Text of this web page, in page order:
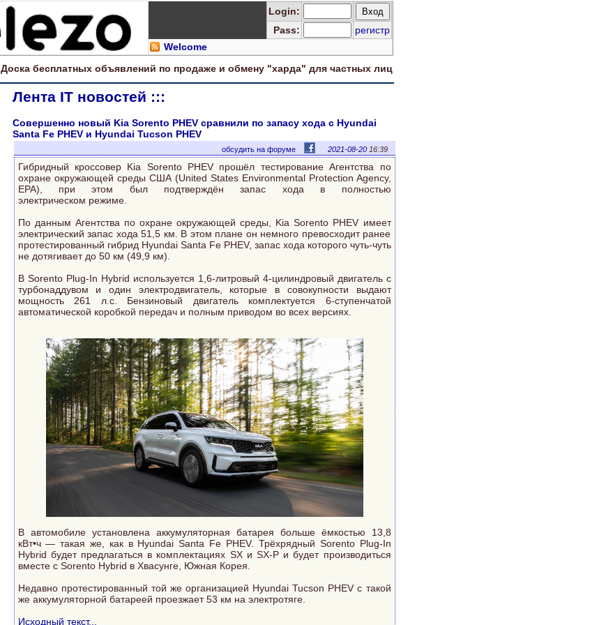
Login:
Pass:
регистр
Welcome
Доска бесплатных объявлений по продаже и обмену "харда" для частных лиц
Лента IT новостей :::
Совершенно новый Kia Sorento PHEV сравнили по запасу хода с Hyundai
Santa Fe PHEV и Hyundai Tucson PHEV
обсудить на форуме 2021-08-2016:39
Гибридный кроссовер Kia Sorento PHEV прошёл тестирование Агентства по
охране окружающей среды США (United States Environmental Protection Agency,
EPA), при этом был подтверждён запас хода в полностью
электрическом режиме.
По данным Агентства по охране окружающей среды, Kia Sorento PHEV имеет
электрический запас хода 51,5 км. В этом плане он немного превосходит ранее
протестированный гибрид Hyundai Santa Fe PHEV, запас хода которого чуть-чуть
не дотягивает до 50 км (49,9 км).
В Sorento Plug-In Hybrid используется 1,6-литровый 4-цилиндровый двигатель с
турбонаддувом и один электродвигатель, которые в совокупности выдают
мощность 261 л.с. Бензиновый двигатель комплектуется 6-ступенчатой
автоматической коробкой передач и полным приводом во всех версиях.
В автомобиле установлена аккумуляторная батарея больше ёмкостью 13,8
кВт•ч — такая же, как в Hyundai Santa Fe PHEV. Трёхрядный Sorento Plug-In
Hybrid будет предлагаться в комплектациях SX и SX-P и будет производиться
вместе с Sorento Hybrid в Хвасунге, Южная Корея.
Недавно протестированный той же организацией Hyundai Tucson PHEV с такой
же аккумуляторной батареей проезжает 53 км на электротяге.
Исходный текст...